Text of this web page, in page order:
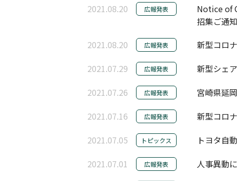
2021.08.20
広報発表
Notice of
招集ご通
2021.08.20
広報発表
新型コロ
2021.07.29
広報発表
新型シェ
2021.07.26
広報発表
宮崎県延
2021.07.16
広報発表
新型コロ
2021.07.05
トピックス
トヨタ自
2021.07.01
広報発表
人事異動